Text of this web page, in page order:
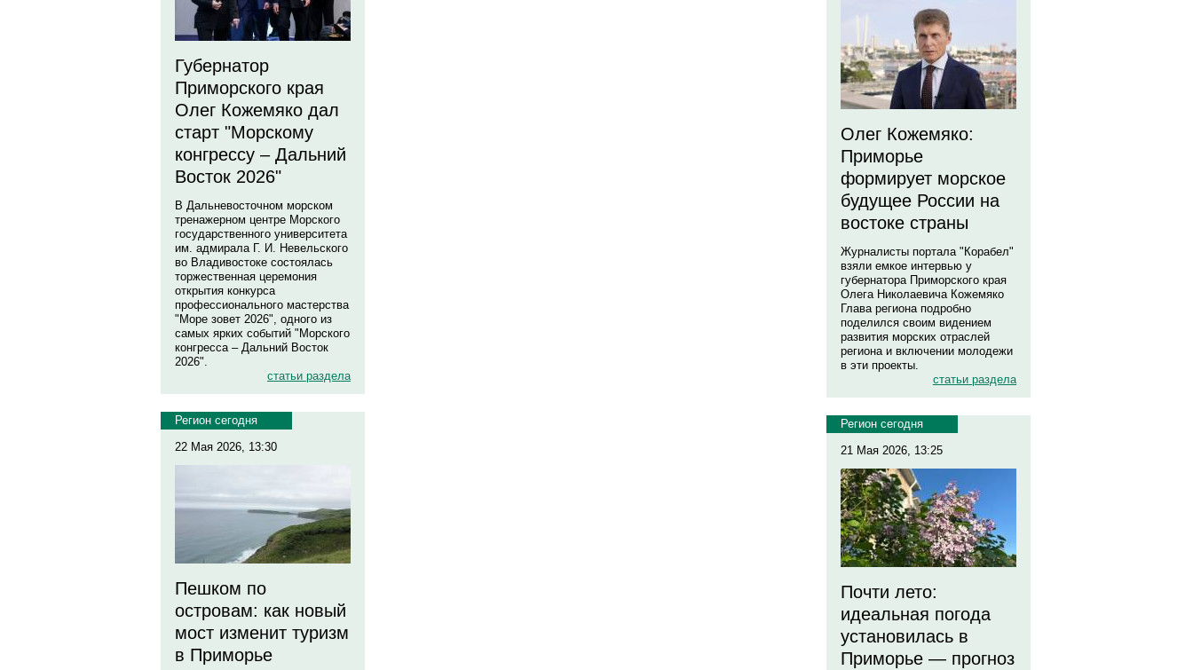
Губернатор
Приморского края
Олег Кожемяко дал
старт "Морскому
конгрессу – Дальний
Восток 2026"
В Дальневосточном морском
тренажерном центре Морского
государственного университета
им. адмирала Г. И. Невельского
во Владивостоке состоялась
торжественная церемония
открытия конкурса
профессионального мастерства
"Море зовет 2026", одного из
самых ярких событий "Морского
конгресса – Дальний Восток
2026".
статьи раздела
Регион сегодня
22 Мая 2026, 13:30
Пешком по
островам: как новый
мост изменит туризм
в Приморье
Олег Кожемяко:
Приморье
формирует морское
будущее России на
востоке страны
Журналисты портала "Корабел"
взяли емкое интервью у
губернатора Приморского края
Олега Николаевича Кожемяко
Глава региона подробно
поделился своим видением
развития морских отраслей
региона и включении молодежи
в эти проекты.
статьи раздела
Регион сегодня
21 Мая 2026, 13:25
Почти лето:
идеальная погода
установилась в
Приморье — прогноз